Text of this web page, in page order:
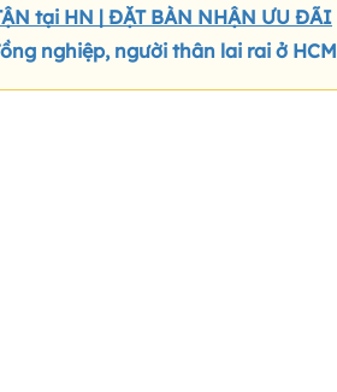
tại HN | ĐẶT BÀN NHẬN ƯU ĐÃI
nghiệp, người thân lai rai ở HCM